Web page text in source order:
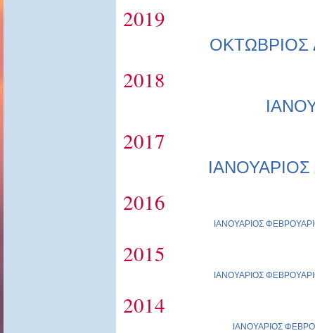
2019
ΟΚΤΩΒΡΙΟΣ
2018
2017
ΙΑΝΟΥΑΡΙΟΣ
2016
ΙΑΝΟΥΑΡΙΟΣ
2015
ΙΑΝΟΥΑΡΙΟΣ
2014
ΙΑΝΟΥΑΡΙΟΣ